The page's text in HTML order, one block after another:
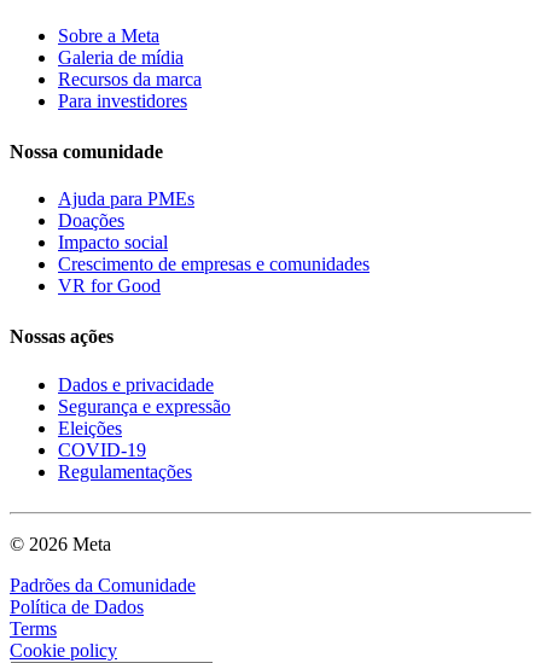
Sobre a Meta
Galeria de mídia
Recursos da marca
Para investidores
Nossa comunidade
Ajuda para PMEs
Doações
Impacto social
Crescimento de empresas e comunidades
VR for Good
Nossas ações
Dados e privacidade
Segurança e expressão
Eleições
COVID-19
Regulamentações
© 2026 Meta
Padrões da Comunidade
Política de Dados
Terms
Cookie policy